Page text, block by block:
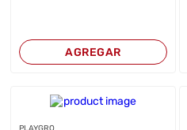
AGREGAR